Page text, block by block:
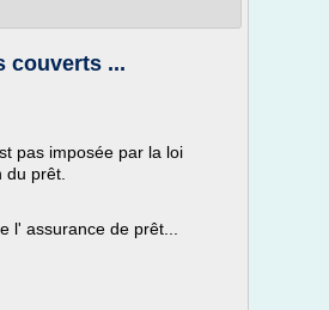
couverts ...
pas imposée par la loi
prêt.
l' assurance de prêt...